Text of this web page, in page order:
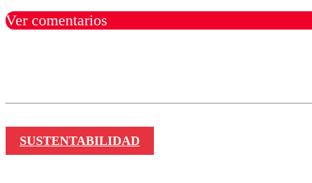
Ver comentarios
SUSTENTABILIDAD